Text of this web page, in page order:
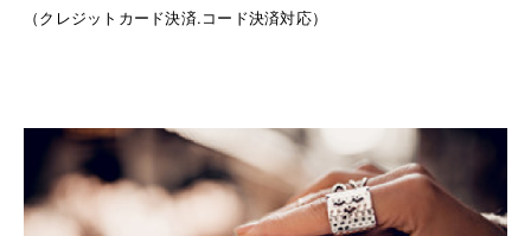
（クレジットカード決済.コード決済対応）